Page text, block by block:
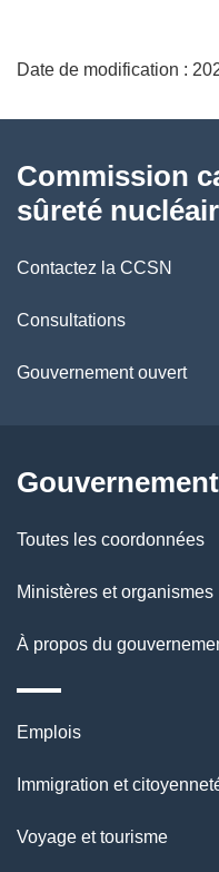
a
i
l
s
d
l
a
g
e
Date de modification :
propos
ce
site
Commission
sûreté
Contactez la CCSN
Consultations
Gouvernement ouvert
Toutes les coordonnées
Ministères et organismes
À propos du
Thèmes
sujets
Emplois
Immigration et
Voyage et tourisme